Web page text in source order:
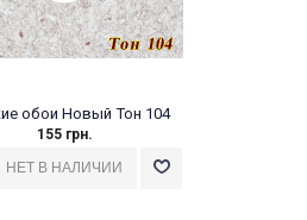
обои Новый Тон 104
155 грн.